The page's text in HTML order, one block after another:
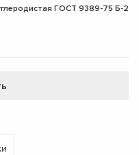
ГОСТ 9389-75 Б-2